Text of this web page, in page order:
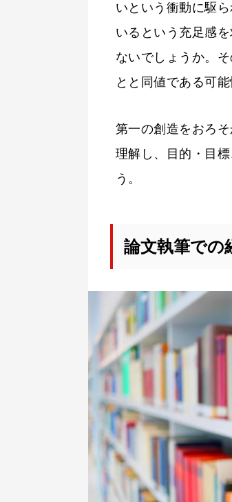
いという衝動に駆
いるという充足感
ないでしょうか。
とと同値である可能
第一の創造をおろ
理解し、目的・目
う。
論文執筆での